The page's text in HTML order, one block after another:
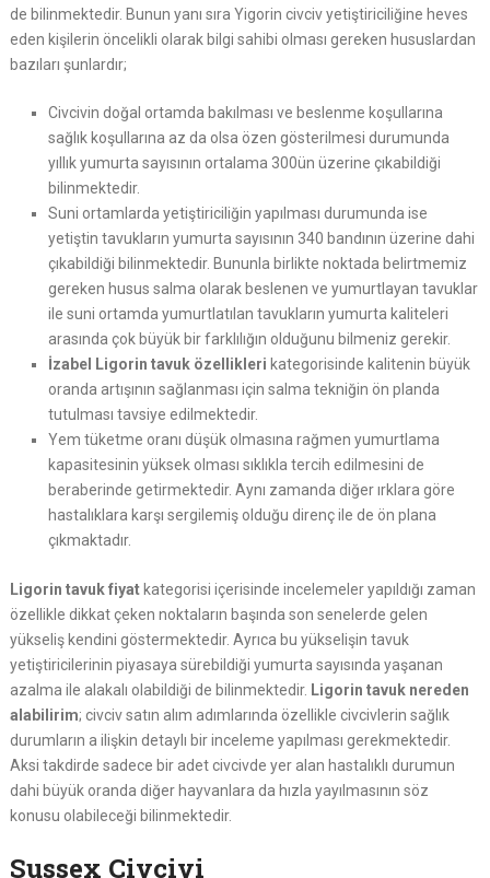
de bilinmektedir. Bunun yanı sıra Yigorin civciv yetiştiriciliğine heves
eden kişilerin öncelikli olarak bilgi sahibi olması gereken hususlardan
bazıları şunlardır;
Civcivin doğal ortamda bakılması ve beslenme koşullarına
sağlık koşullarına az da olsa özen gösterilmesi durumunda
yıllık yumurta sayısının ortalama 300ün üzerine çıkabildiği
bilinmektedir.
Suni ortamlarda yetiştiriciliğin yapılması durumunda ise
yetiştin tavukların yumurta sayısının 340 bandının üzerine dahi
çıkabildiği bilinmektedir. Bununla birlikte noktada belirtmemiz
gereken husus salma olarak beslenen ve yumurtlayan tavuklar
ile suni ortamda yumurtlatılan tavukların yumurta kaliteleri
arasında çok büyük bir farklılığın olduğunu bilmeniz gerekir.
İzabel Ligorin tavuk özellikleri kategorisinde kalitenin büyük
oranda artışının sağlanması için salma tekniğin ön planda
tutulması tavsiye edilmektedir.
Yem tüketme oranı düşük olmasına rağmen yumurtlama
kapasitesinin yüksek olması sıklıkla tercih edilmesini de
beraberinde getirmektedir. Aynı zamanda diğer ırklara göre
hastalıklara karşı sergilemiş olduğu direnç ile de ön plana
çıkmaktadır.
Ligorin tavuk fiyatkategorisi içerisinde incelemeler yapıldığı zaman
özellikle dikkat çeken noktaların başında son senelerde gelen
yükseliş kendini göstermektedir. Ayrıca bu yükselişin tavuk
yetiştiricilerinin piyasaya sürebildiği yumurta sayısında yaşanan
azalma ile alakalı olabildiği de bilinmektedir. Ligorin tavuk nereden
alabilirim; civciv satın alım adımlarında özellikle civcivlerin sağlık
durumların a ilişkin detaylı bir inceleme yapılması gerekmektedir.
Aksi takdirde sadece bir adet civcivde yer alan hastalıklı durumun
dahi büyük oranda diğer hayvanlara da hızla yayılmasının söz
konusu olabileceği bilinmektedir.
Sussex Civcivi